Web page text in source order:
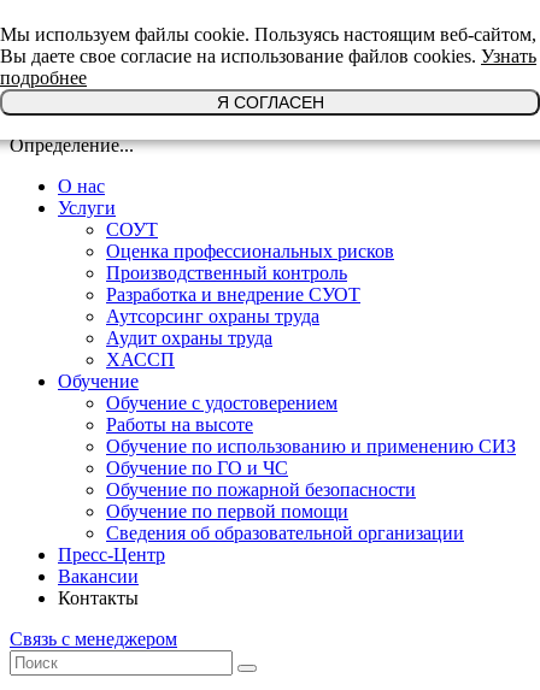
Определение...
О нас
Услуги
СОУТ
Оценка профессиональных рисков
Производственный контроль
Разработка и внедрение СУОТ
Аутсорсинг охраны труда
Аудит охраны труда
ХАССП
Обучение
Обучение с удостоверением
Работы на высоте
Обучение по использованию и применению СИЗ
Обучение по ГО и ЧС
Обучение по пожарной безопасности
Обучение по первой помощи
Сведения об образовательной организации
Пресс-Центр
Вакансии
Контакты
Связь с менеджером
Мы используем файлы cookie. Пользуясь настоящим веб-сайтом,
Вы даете свое согласие на использование файлов cookies. Узнать
подробнее
Я СОГЛАСЕН